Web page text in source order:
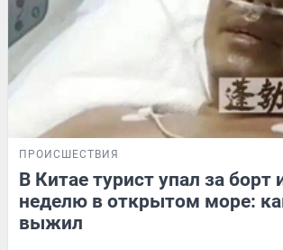
ПРОИСШЕСТВИЯ
В Китае турист упал за борт
неделю в открытом море:
выжил